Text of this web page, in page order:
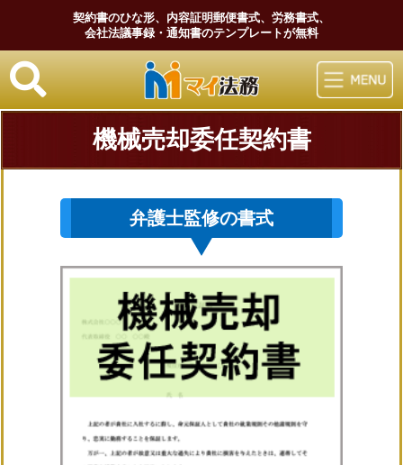
契約書のひな形、内容証明郵便書式、労務書式、
会社法議事録・通知書のテンプレートが無料
マイ法務
機械売却委任契約書
弁護士監修の書式